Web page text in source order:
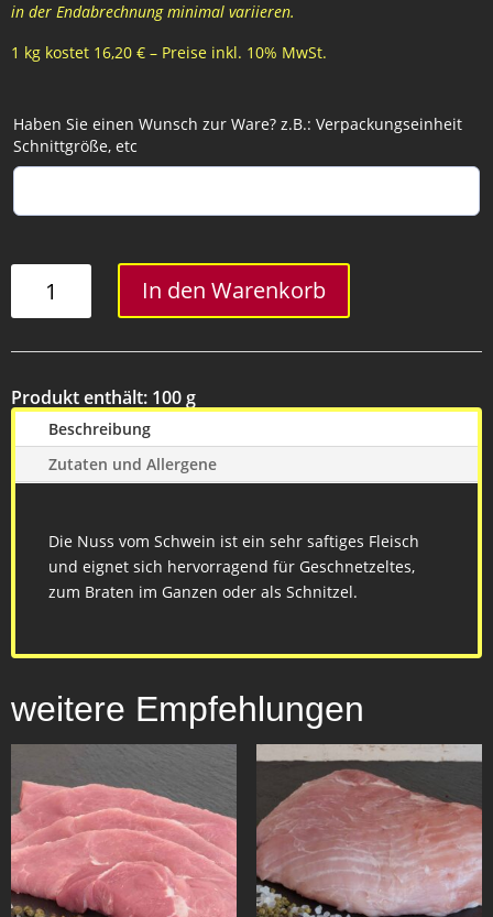
in der Endabrechnung minimal variieren.
1 kg kostet 16,20 € – Preise inkl. 10% MwSt.
Haben Sie einen Wunsch zur Ware? z.B.: Verpackungseinheit
Schnittgröße, etc
Menge
In den Warenkorb
Produkt enthält: 100g
Beschreibung
Zutaten und Allergene
Die Nuss vom Schwein ist ein sehr saftiges Fleisch
und eignet sich hervorragend für Geschnetzeltes,
zum Braten im Ganzen oder als Schnitzel.
weitere Empfehlungen